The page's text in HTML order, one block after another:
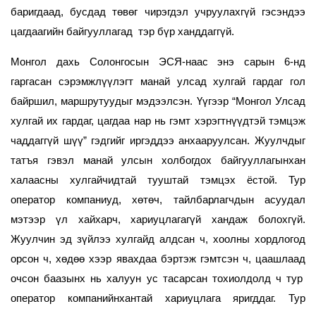
баригдаад, бусдад төвөг чирэгдэл учруулахгүй гэсэндээ
цагдаагийн байгууллагад тэр бүр ханддаггүй.
Монгол дахь Солонгосын ЭСЯ-наас энэ сарын 6-нд
гаргасан сэрэмжлүүлэгт манай улсад хулгай гардаг гол
байршил, маршрутуудыг мэдээлсэн. Үүгээр “Монгол Улсад
хулгай их гардаг, цагдаа нар нь гэмт хэрэгтнүүдтэй тэмцэж
чаддаггүй шүү” гэдгийг иргэддээ анхааруулсан. Жуулчдыг
татъя гэвэл манай улсын холбогдох байгууллагынхан
халаасны хулгайчидтай тууштай тэмцэх ёстой. Тур
оператор компаниуд, хөтөч, тайлбарлагчдын асуудал
мэтээр үл хайхарч, хариуцлагагүй хандаж болохгүй.
Жуулчин эд зүйлээ хулгайд алдсан ч, хоолны хордлогод
орсон ч, хөдөө хээр явахдаа бэртэж гэмтсэн ч, цаашлаад
очсон баазынх нь халуун ус тасарсан тохиолдолд ч тур
оператор компанийнхантай хариуцлага яригддаг. Тур